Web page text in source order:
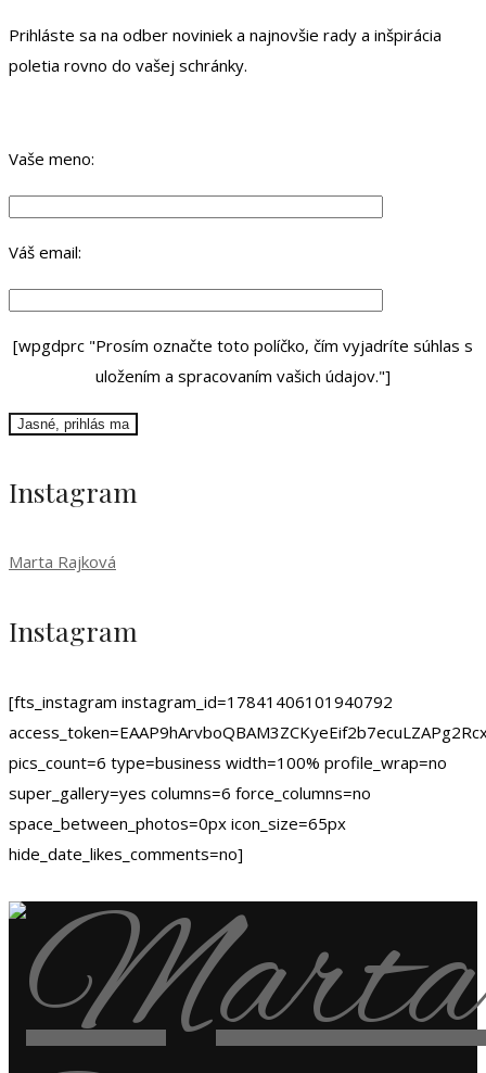
Prihláste sa na odber noviniek a najnovšie rady a inšpirácia
poletia rovno do vašej schránky.
Vaše meno:
Váš email:
[wpgdprc "Prosím označte toto políčko, čím vyjadríte súhlas s
uložením a spracovaním vašich údajov."]
Instagram
Marta Rajková
Instagram
[fts_instagram instagram_id=17841406101940792
pics_count=6 type=business width=100% profile_wrap=no
super_gallery=yes columns=6 force_columns=no
space_between_photos=0px icon_size=65px
hide_date_likes_comments=no]